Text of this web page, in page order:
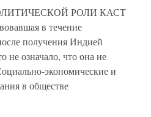
РОЛИ КАСТ
в течение
получения Индией
не означало, что она не
экономические и
в обществе